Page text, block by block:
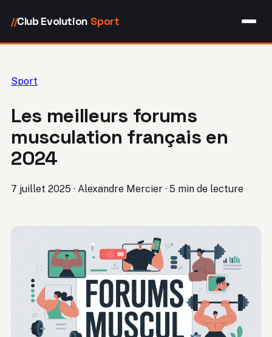
//Club Evolution Sport
Sport
Les meilleurs forums
musculation français en
2024
7 juillet 2025 · Alexandre Mercier · 5 min de lecture